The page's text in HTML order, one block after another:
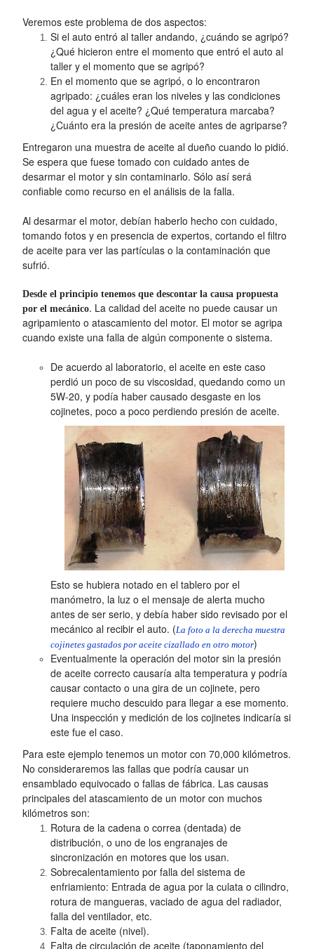
Veremos este problema de dos aspectos:
Si el auto entró al taller andando, ¿cuándo se agripó?
¿Qué hicieron entre el momento que entró el auto al
taller y el momento que se agripó?
En el momento que se agripó, o lo encontraron
agripado: ¿cuáles eran los niveles y las condiciones
del agua y el aceite? ¿Qué temperatura marcaba?
¿Cuánto era la presión de aceite antes de agriparse?
Entregaron una muestra de aceite al dueño cuando lo pidió.
Se espera que fuese tomado con cuidado antes de
desarmar el motor y sin contaminarlo. Sólo así será
confiable como recurso en el análisis de la falla.
Al desarmar el motor, debían haberlo hecho con cuidado,
tomando fotos y en presencia de expertos, cortando el filtro
de aceite para ver las partículas o la contaminación que
sufrió.
Desde el principio tenemos que descontar la causa propuesta
por el mecánico. La calidad del aceite no puede causar un
agripamiento o atascamiento del motor. El motor se agripa
cuando existe una falla de algún componente o sistema.
De acuerdo al laboratorio, el aceite en este caso
perdió un poco de su viscosidad, quedando como un
5W-20, y podía haber causado desgaste en los
cojinetes, poco a poco perdiendo presión de aceite.
Esto se hubiera notado en el tablero por el
manómetro, la luz o el mensaje de alerta mucho
antes de ser serio, y debía haber sido revisado por el
mecánico al recibir el auto. (La foto a la derecha muestra
cojinetes gastados por aceite cizallado en otro motor)
Eventualmente la operación del motor sin la presión
de aceite correcto causaría alta temperatura y podría
causar contacto o una gira de un cojinete, pero
requiere mucho descuido para llegar a ese momento.
Una inspección y medición de los cojinetes indicaría si
este fue el caso.
Para este ejemplo tenemos un motor con 70,000 kilómetros.
No consideraremos las fallas que podría causar un
ensamblado equivocado o fallas de fábrica. Las causas
principales del atascamiento de un motor con muchos
kilómetros son:
Rotura de la cadena o correa (dentada) de
distribución, o uno de los engranajes de
sincronización en motores que los usan.
Sobrecalentamiento por falla del sistema de
enfriamiento: Entrada de agua por la culata o cilindro,
rotura de mangueras, vaciado de agua del radiador,
falla del ventilador, etc.
Falta de aceite (nivel).
Falta de circulación de aceite (taponamiento del